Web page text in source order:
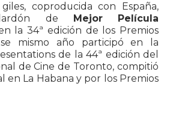
coproducida con España,
de
Mejor Película
la 34ª edición de los Premios
mismo año participó en la
de la 44ª edición del
de Cine de Toronto, compitió
en La Habana y por los Premios